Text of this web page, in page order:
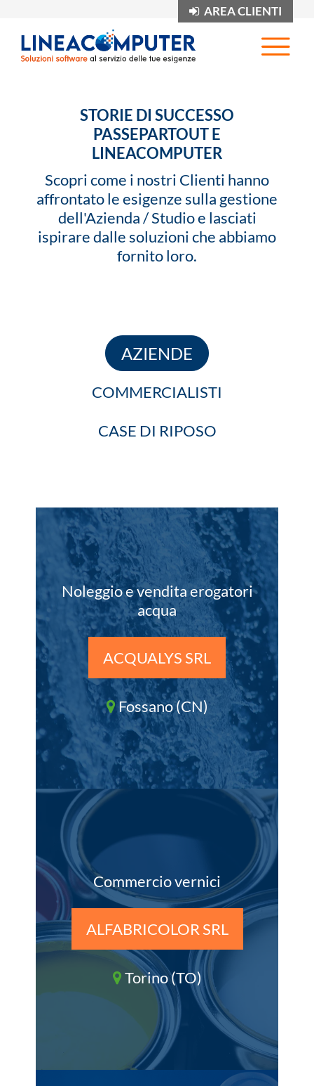
AREA CLIENTI
STORIE DI SUCCESSO
PASSEPARTOUT E
LINEACOMPUTER
Scopri come i nostri Clienti hanno
affrontato le esigenze sulla gestione
dell'Azienda / Studio e lasciati
ispirare dalle soluzioni che abbiamo
fornito loro.
AZIENDE
COMMERCIALISTI
CASE DI RIPOSO
Noleggio e vendita erogatori
acqua
ACQUALYS SRL
Fossano (CN)
Commercio vernici
ALFABRICOLOR SRL
Torino (TO)